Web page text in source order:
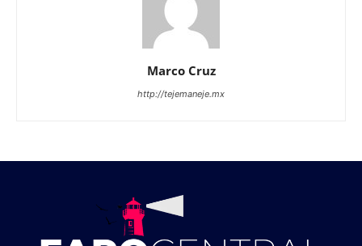
Marco Cruz
http://tejemaneje.mx